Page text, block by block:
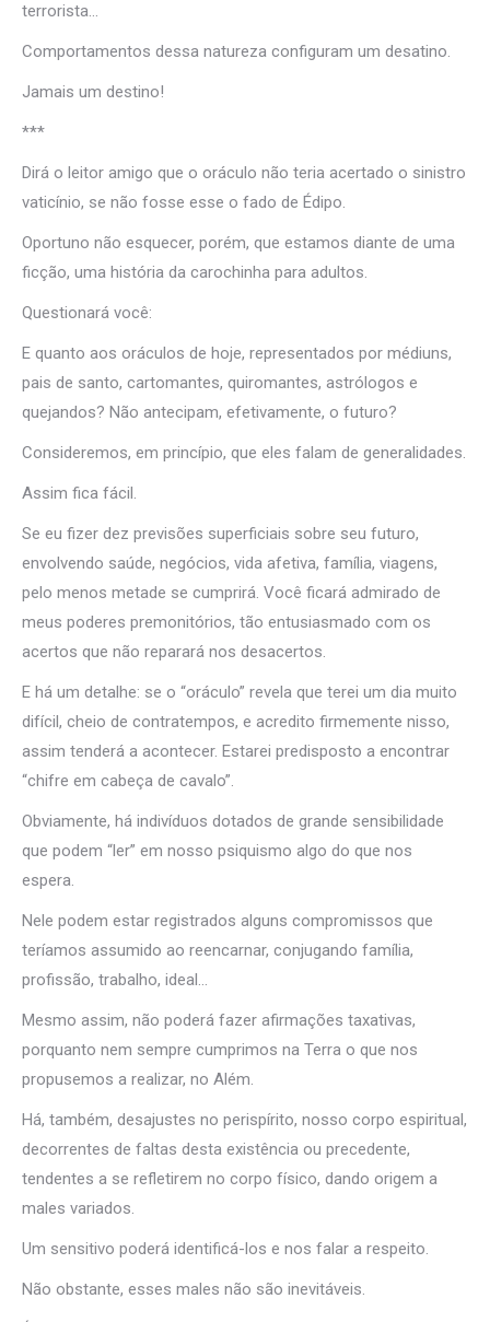
terrorista…
Comportamentos dessa natureza configuram um desatino.
Jamais um destino!
***
Dirá o leitor amigo que o oráculo não teria acertado o sinistro
vaticínio, se não fosse esse o fado de Édipo.
Oportuno não esquecer, porém, que estamos diante de uma
ficção, uma história da carochinha para adultos.
Questionará você:
E quanto aos oráculos de hoje, representados por médiuns,
pais de santo, cartomantes, quiromantes, astrólogos e
quejandos? Não antecipam, efetivamente, o futuro?
Consideremos, em princípio, que eles falam de generalidades.
Assim fica fácil.
Se eu fizer dez previsões superficiais sobre seu futuro,
envolvendo saúde, negócios, vida afetiva, família, viagens,
pelo menos metade se cumprirá. Você ficará admirado de
meus poderes premonitórios, tão entusiasmado com os
acertos que não reparará nos desacertos.
E há um detalhe: se o “oráculo” revela que terei um dia muito
difícil, cheio de contratempos, e acredito firmemente nisso,
assim tenderá a acontecer. Estarei predisposto a encontrar
“chifre em cabeça de cavalo”.
Obviamente, há indivíduos dotados de grande sensibilidade
que podem “ler” em nosso psiquismo algo do que nos
espera.
Nele podem estar registrados alguns compromissos que
teríamos assumido ao reencarnar, conjugando família,
profissão, trabalho, ideal…
Mesmo assim, não poderá fazer afirmações taxativas,
porquanto nem sempre cumprimos na Terra o que nos
propusemos a realizar, no Além.
Há, também, desajustes no perispírito, nosso corpo espiritual,
decorrentes de faltas desta existência ou precedente,
tendentes a se refletirem no corpo físico, dando origem a
males variados.
Um sensitivo poderá identificá-los e nos falar a respeito.
Não obstante, esses males não são inevitáveis.